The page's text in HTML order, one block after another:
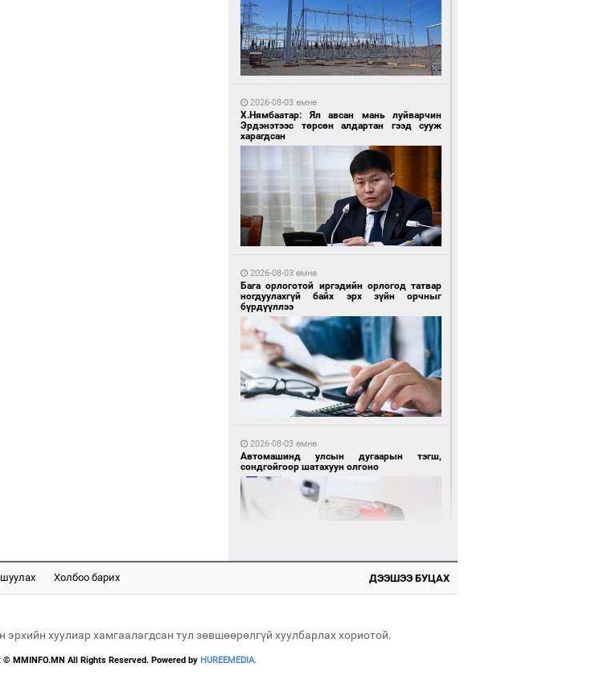
1 өдрийн өмнө өмнө
Ирландын алдарт Boyzone хамтлагийн
1 өдрийн өмнө өмнө
Нарны эрчим хүчээр гэрэлтдэг үйлдвэр
1 өдрийн өмнө өмнө
Монгол Улсын волейболын шигшээ баг
өнөөдөр Хятадын эсрэг тоглоно
дугаартай автомашинтай иргэдэд шатахуун
2026-08-03 өмнө
Х.Нямбаатар: Ял авсан мань луйварчин
Эрдэнэтээс төрсөн алдартан гээд сууж
харагдсан
2026-08-03 өмнө
Бага орлоготой иргэдийн орлогод татвар
ногдуулахгүй байх эрх зүйн орчныг
бүрдүүллээ
2026-08-03 өмнө
Автомашинд улсын дугаарын тэгш,
сондгойгоор шатахуун олгоно
Холбоо барих ДЭЭШЭЭ БУЦАХ
эрхийн хуулиар хамгаалагдсан тул зөвшөөрөлгүй хуулбарлах хориотой.
© MMINFO.MN All Rights Reserved. Powered by HUREEMEDIA.